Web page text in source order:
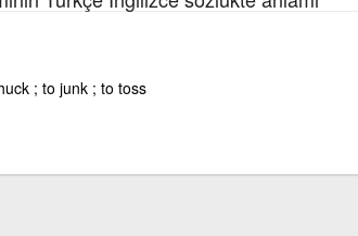
; to junk ; to toss